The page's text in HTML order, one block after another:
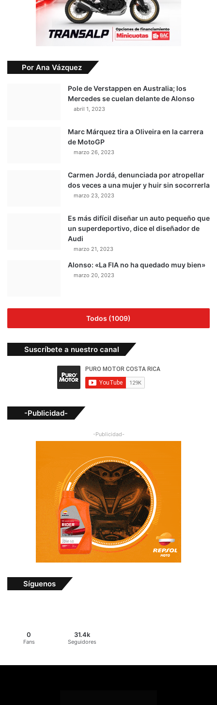
Por Ana Vázquez
Pole de Verstappen en Australia; los
Mercedes se cuelan delante de Alonso
abril 1, 2023
Marc Márquez tira a Oliveira en la carrera
de MotoGP
marzo 26, 2023
Carmen Jordá, denunciada por atropellar
dos veces a una mujer y huir sin socorrerla
marzo 23, 2023
Es más difícil diseñar un auto pequeño que
un superdeportivo, dice el diseñador de
Audi
marzo 21, 2023
Alonso: «La FIA no ha quedado muy bien»
marzo 20, 2023
Todos (1009)
Suscríbete a nuestro canal
-Publicidad-
-Publicidad-
Síguenos
0
Fans
31.4k
Seguidores